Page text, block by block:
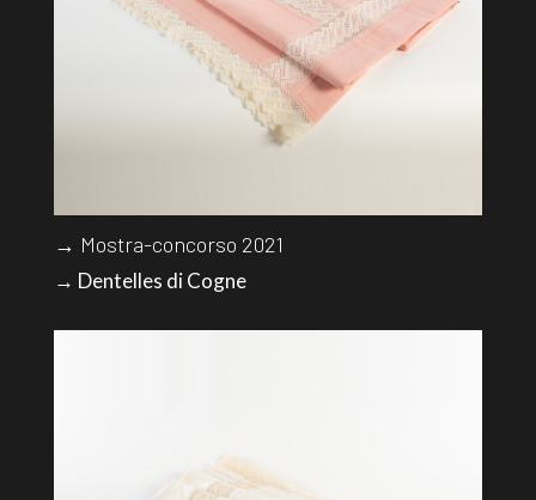
→ Mostra-concorso 2021
→ Dentelles di Cogne